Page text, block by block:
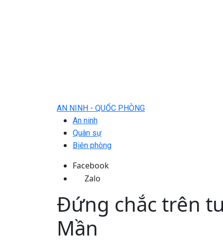
AN NINH - QUỐC PHÒNG
An ninh
Quân sự
Biên phòng
Facebook
Zalo
Đứng chắc trên
Mần